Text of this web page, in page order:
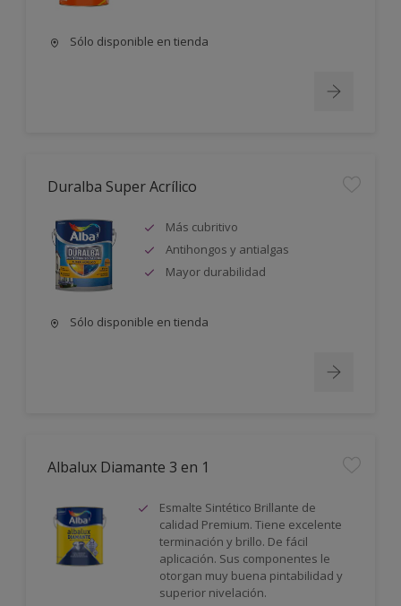
Sólo disponible en tienda
Duralba Super Acrílico
Más cubritivo
Antihongos y antialgas
Mayor durabilidad
Sólo disponible en tienda
Albalux Diamante 3 en 1
Esmalte Sintético Brillante de
calidad Premium. Tiene excelente
terminación y brillo. De fácil
aplicación. Sus componentes le
otorgan muy buena pintabilidad y
superior nivelación.